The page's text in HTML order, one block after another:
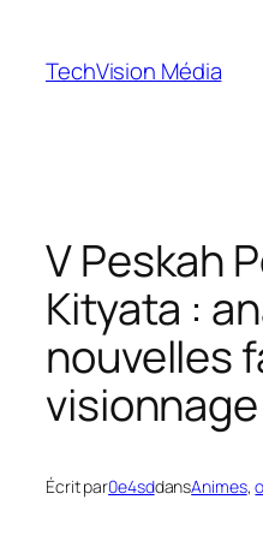
contenu
TechVision Média
V Peskah
Kityata :
nouvelles
Écrit par0e4sddansAnimes,